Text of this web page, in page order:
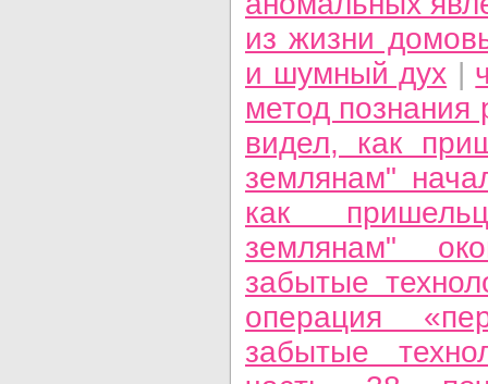
из жизни
и шумный дух |
метод познания
видел, как
землянам"
как
землянам"
забытые
операция
забытые